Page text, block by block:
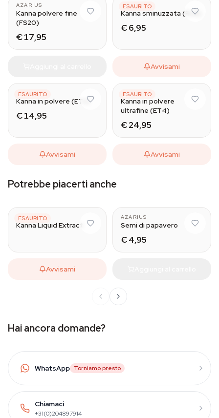
AZARIUS
Kanna polvere fine
(FS20)
€ 17,95
ESAURITO
AZARIUS
Kanna sminuzzata (RU8)
€ 6,95
Avvisami
ESAURITO
AZARIUS
Kanna in polvere (ET2)
€ 14,95
Avvisami
ESAURITO
AZARIUS
Kanna in polvere
ultrafine (ET4)
€ 24,95
Avvisami
Potrebbe piacerti anche
ESAURITO
AZARIUS
Kanna Liquid Extract
Avvisami
AZARIUS
Semi di papavero
€ 4,95
Hai ancora domande?
WhatsApp Torniamo presto
Chiamaci
+31(0)204897914